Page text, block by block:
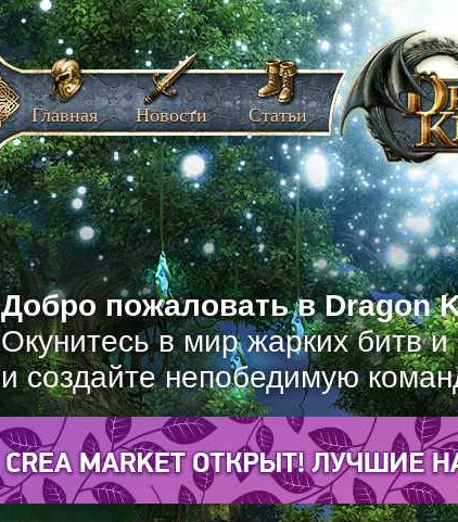
Добро пожаловать в Dragon
Окунитесь в мир жарких битв
и создайте непобедимую
Главная Новости Статьи